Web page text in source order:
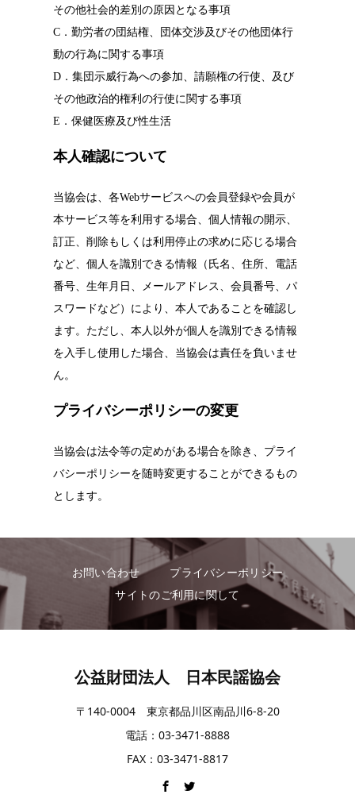
その他社会的差別の原因となる事項
C．勤労者の団結権、団体交渉及びその他団体行
動の行為に関する事項
D．集団示威行為への参加、請願権の行使、及び
その他政治的権利の行使に関する事項
E．保健医療及び性生活
本人確認について
当協会は、各Webサービスへの会員登録や会員が
本サービス等を利用する場合、個人情報の開示、
訂正、削除もしくは利用停止の求めに応じる場合
など、個人を識別できる情報（氏名、住所、電話
番号、生年月日、メールアドレス、会員番号、パ
スワードなど）により、本人であることを確認し
ます。ただし、本人以外が個人を識別できる情報
を入手し使用した場合、当協会は責任を負いませ
ん。
プライバシーポリシーの変更
当協会は法令等の定めがある場合を除き、プライ
バシーポリシーを随時変更することができるもの
とします。
お問い合わせ
プライバシーポリシー
サイトのご利用に関して
公益財団法人 日本民謡協会
〒140-0004 東京都品川区南品川6-8-20
電話：03-3471-8888
FAX：03-3471-8817